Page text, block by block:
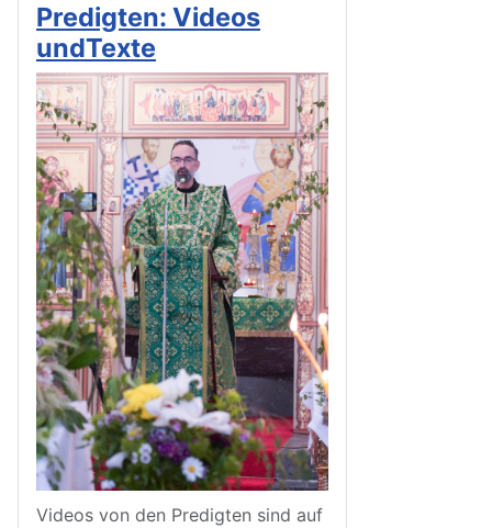
Predigten: Videos
undTexte
Videos von den Predigten sind auf